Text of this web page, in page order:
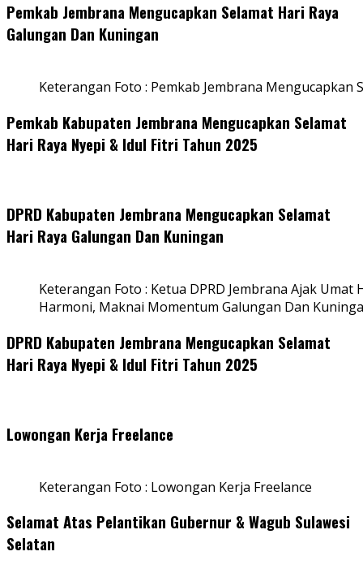
Pemkab Jembrana Mengucapkan Selamat Hari Raya
Galungan Dan Kuningan
Keterangan Foto : Pemkab Jembrana Mengucapkan
Pemkab Kabupaten Jembrana Mengucapkan Selamat
Hari Raya Nyepi & Idul Fitri Tahun 2025
DPRD Kabupaten Jembrana Mengucapkan Selamat
Hari Raya Galungan Dan Kuningan
Keterangan Foto : Ketua DPRD Jembrana Ajak
Harmoni, Maknai Momentum Galungan Dan
DPRD Kabupaten Jembrana Mengucapkan Selamat
Hari Raya Nyepi & Idul Fitri Tahun 2025
Lowongan Kerja Freelance
Keterangan Foto : Lowongan Kerja Freelance
Selamat Atas Pelantikan Gubernur & Wagub Sulawesi
Selatan